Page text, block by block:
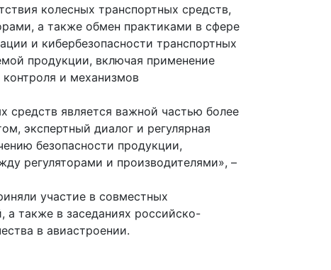
колесных транспортных средств,
а также обмен практиками в сфере
и кибербезопасности транспортных
продукции, включая применение
и механизмов
средств является важной частью более
экспертный диалог и регулярная
безопасности продукции,
регуляторами и производителями», –
участие в совместных
а также в заседаниях российско-
в авиастроении.